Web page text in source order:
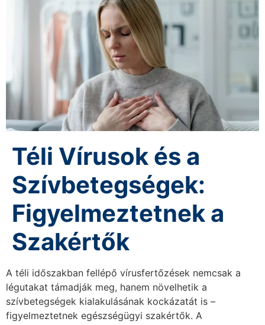
Téli Vírusok és a
Szívbetegségek:
Figyelmeztetnek a
Szakértők
A téli időszakban fellépő vírusfertőzések nemcsak a
légutakat támadják meg, hanem növelhetik a
szívbetegségek kialakulásának kockázatát is –
figyelmeztetnek egészségügyi szakértők. A